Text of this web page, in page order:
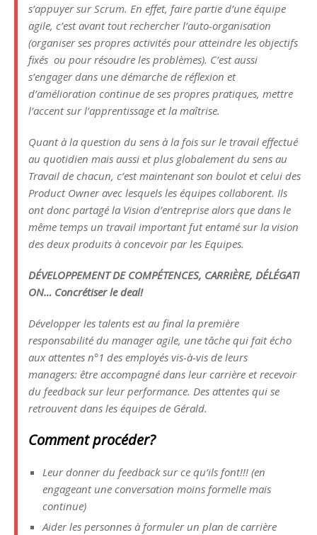
s’appuyer sur Scrum. En effet, faire partie d’une équipe
agile, c’est avant tout rechercher l’auto-organisation
(organiser ses propres activités pour atteindre les objectifs
fixés ou pour résoudre les problèmes). C’est aussi
s’engager dans une démarche de réflexion et
d’amélioration continue de ses propres pratiques, mettre
l’accent sur l’apprentissage et la maîtrise.
Quant à la question du sens à la fois sur le travail effectué
au quotidien mais aussi et plus globalement du sens au
Travail de chacun, c’est maintenant son boulot et celui des
Product Owner avec lesquels les équipes collaborent. Ils
ont donc partagé la Vision d’entreprise alors que dans le
même temps un travail important fut entamé sur la vision
des deux produits à concevoir par les Equipes.
DÉVELOPPEMENT DE COMPÉTENCES, CARRIÈRE, DÉLÉGATI
ON… Concrétiser le deal!
Développer les talents est au final la première
responsabilité du manager agile, une tâche qui fait écho
aux attentes n°1 des employés vis-à-vis de leurs
managers: être accompagné dans leur carrière et recevoir
du feedback sur leur performance. Des attentes qui se
retrouvent dans les équipes de Gérald.
Comment procéder?
Leur donner du feedback sur ce qu’ils font!!! (en
engageant une conversation moins formelle mais
continue)
Aider les personnes à formuler un plan de carrière